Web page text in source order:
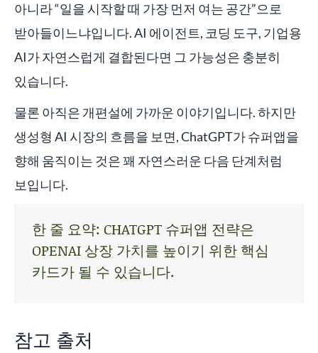
아니라 “일을 시작할 때 가장 먼저 여는 공간”으로
받아들이느냐입니다. AI 에이전트, 코딩 도구, 기업용
AI가 자연스럽게 결합된다면 그 가능성은 충분히
있습니다.
물론 아직은 개편설에 가까운 이야기입니다. 하지만
생성형 AI 시장의 흐름을 보면, ChatGPT가 슈퍼앱을
향해 움직이는 것은 꽤 자연스러운 다음 단계처럼
보입니다.
한 줄 요약: CHATGPT 슈퍼앱 전략은
OPENAI 상장 가치를 높이기 위한 핵심
카드가 될 수 있습니다.
참고 출처